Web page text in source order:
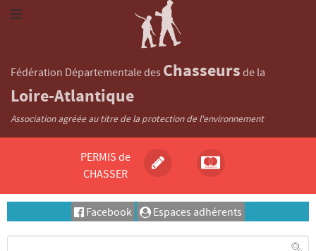
Fédération Départementale des Chasseurs de la
Loire-Atlantique
Association agréée au titre de la protection de l'environnement
PERMIS de
CHASSER
Facebook Espaces adhérents